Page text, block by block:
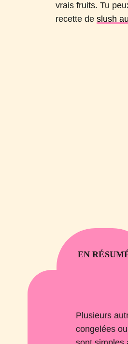
vrais fruits. Tu
recette deslush
EN
Plusieurs
congelées